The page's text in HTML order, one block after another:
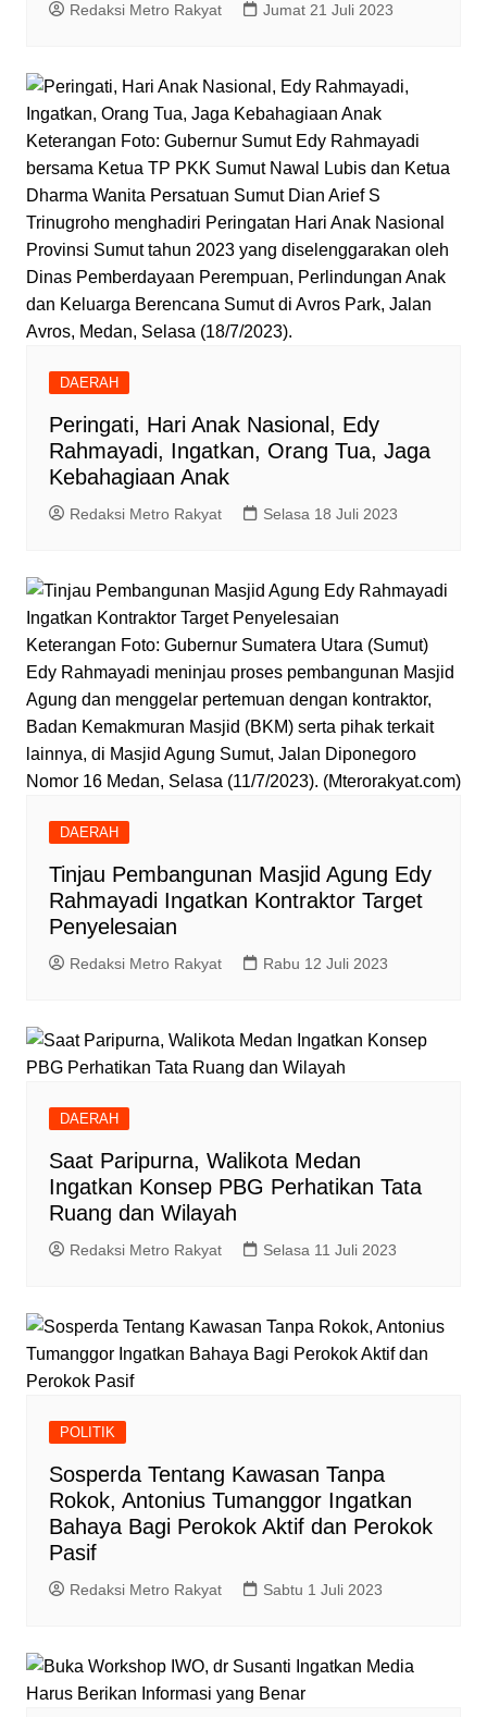
Redaksi Metro Rakyat Jumat 21 Juli 2023
Keterangan Foto: Gubernur Sumut Edy Rahmayadi
bersama Ketua TP PKK Sumut Nawal Lubis dan Ketua
Dharma Wanita Persatuan Sumut Dian Arief S
Trinugroho menghadiri Peringatan Hari Anak Nasional
Provinsi Sumut tahun 2023 yang diselenggarakan oleh
Dinas Pemberdayaan Perempuan, Perlindungan Anak
dan Keluarga Berencana Sumut di Avros Park, Jalan
Avros, Medan, Selasa (18/7/2023).
DAERAH
Peringati, Hari Anak Nasional, Edy
Rahmayadi, Ingatkan, Orang Tua, Jaga
Kebahagiaan Anak
Redaksi Metro Rakyat Selasa 18 Juli 2023
Keterangan Foto: Gubernur Sumatera Utara (Sumut)
Edy Rahmayadi meninjau proses pembangunan Masjid
Agung dan menggelar pertemuan dengan kontraktor,
Badan Kemakmuran Masjid (BKM) serta pihak terkait
lainnya, di Masjid Agung Sumut, Jalan Diponegoro
Nomor 16 Medan, Selasa (11/7/2023). (Mterorakyat.com)
DAERAH
Tinjau Pembangunan Masjid Agung Edy
Rahmayadi Ingatkan Kontraktor Target
Penyelesaian
Redaksi Metro Rakyat Rabu 12 Juli 2023
DAERAH
Saat Paripurna, Walikota Medan
Ingatkan Konsep PBG Perhatikan Tata
Ruang dan Wilayah
Redaksi Metro Rakyat Selasa 11 Juli 2023
POLITIK
Sosperda Tentang Kawasan Tanpa
Rokok, Antonius Tumanggor Ingatkan
Bahaya Bagi Perokok Aktif dan Perokok
Pasif
Redaksi Metro Rakyat Sabtu 1 Juli 2023